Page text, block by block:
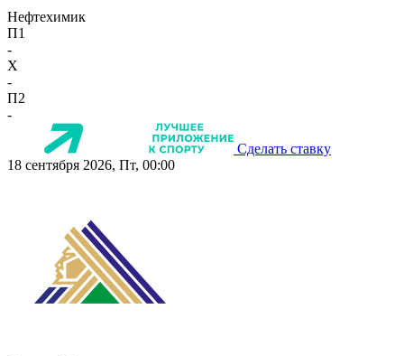
Нефтехимик
П1
-
X
-
П2
-
Сделать ставку
18 сентября 2026, Пт, 00:00